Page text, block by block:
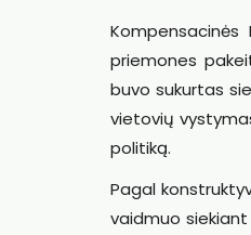
priemones
buvo sukurtas
vietovių
politiką.
Pagal
vaidmuo